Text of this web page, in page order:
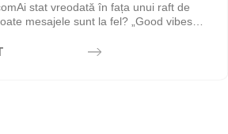
stat vreodată în fața unui raft de
mesajele sunt la fel? „Good vibes